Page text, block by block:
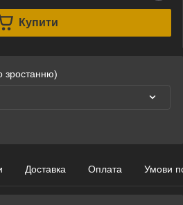
Купити
зростанню)
Доставка Оплата Умови